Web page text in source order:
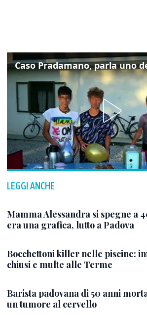
LEGGI ANCHE
Mamma Alessandra si spegne a
era una grafica, lutto a Padova
Bocchettoni killer nelle piscine:
chiusi e multe alle Terme
Barista padovana di 50 anni
un tumore al cervello